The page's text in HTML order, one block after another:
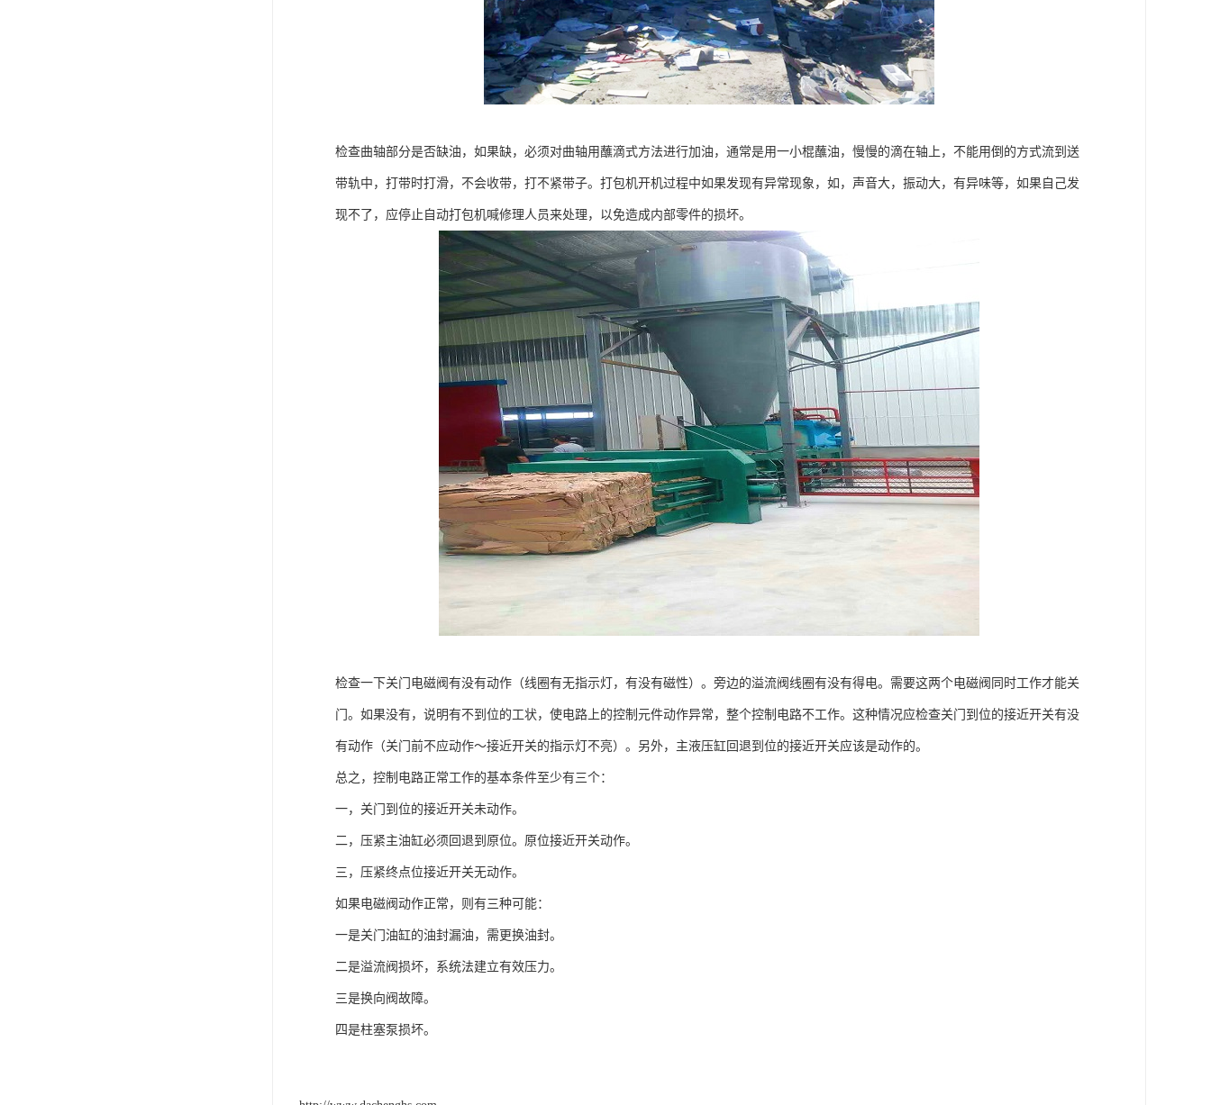
检查曲轴部分是否缺油，如果缺，必须对曲轴用蘸滴式方法进行加油，通常是用一小棍蘸油，慢慢的滴在轴上，不能用倒的方式流到送
带轨中，打带时打滑，不会收带，打不紧带子。打包机开机过程中如果发现有异常现象，如，声音大，振动大，有异味等，如果自己发
现不了，应停止自动打包机喊修理人员来处理，以免造成内部零件的损坏。
检查一下关门电磁阀有没有动作（线圈有无指示灯，有没有磁性）。旁边的溢流阀线圈有没有得电。需要这两个电磁阀同时工作才能关
门。如果没有，说明有不到位的工状，使电路上的控制元件动作异常，整个控制电路不工作。这种情况应检查关门到位的接近开关有没
有动作（关门前不应动作～接近开关的指示灯不亮）。另外，主液压缸回退到位的接近开关应该是动作的。
总之，控制电路正常工作的基本条件至少有三个：
一，关门到位的接近开关未动作。
二，压紧主油缸必须回退到原位。原位接近开关动作。
三，压紧终点位接近开关无动作。
如果电磁阀动作正常，则有三种可能：
一是关门油缸的油封漏油，需更换油封。
二是溢流阀损坏，系统法建立有效压力。
三是换向阀故障。
四是柱塞泵损坏。